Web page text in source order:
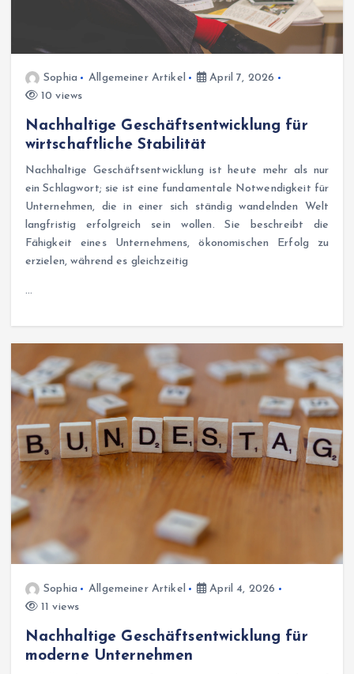
Sophia Allgemeiner Artikel
April 7, 2026
10 views
Nachhaltige Geschäftsentwicklung für
wirtschaftliche Stabilität
Nachhaltige Geschäftsentwicklung ist heute mehr als nur
ein Schlagwort; sie ist eine fundamentale Notwendigkeit für
Unternehmen, die in einer sich ständig wandelnden Welt
langfristig erfolgreich sein wollen. Sie beschreibt die
Fähigkeit eines Unternehmens, ökonomischen Erfolg zu
erzielen, während es gleichzeitig
…
Sophia Allgemeiner Artikel
April 4, 2026
11 views
Nachhaltige Geschäftsentwicklung für
moderne Unternehmen